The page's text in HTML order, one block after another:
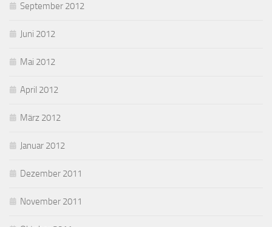
September 2012
Juni 2012
Mai 2012
April 2012
März 2012
Januar 2012
Dezember 2011
November 2011